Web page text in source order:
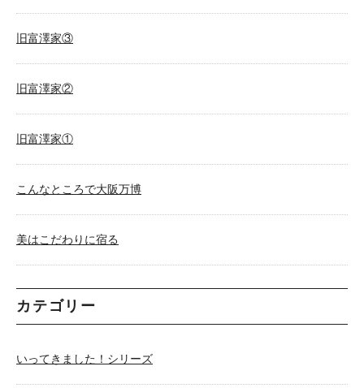
旧富澤家③
旧富澤家②
旧富澤家①
こんなところで大阪万博
美はこだわりに宿る
カテゴリー
いってきました！シリーズ